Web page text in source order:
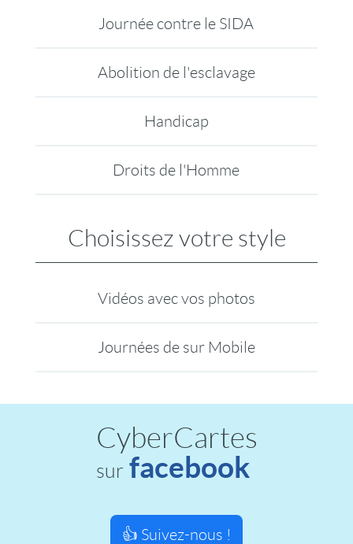
Journée contre le SIDA
Abolition de l'esclavage
Handicap
Droits de l'Homme
Choisissez votre style
Vidéos avec vos photos
Journées de sur Mobile
CyberCartes
sur facebook
👍 Suivez-nous !